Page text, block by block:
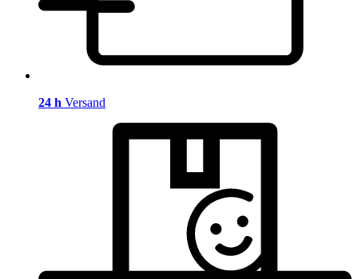
24 h Versand